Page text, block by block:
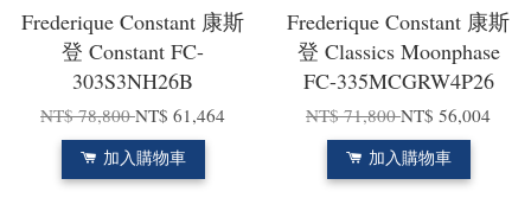
Frederique Constant 康斯
登 Constant FC-
303S3NH26B
NT$ 78,800NT$ 61,464
加入購物車
Frederique Constant 康斯
登 Classics Moonphase
FC-335MCGRW4P26
NT$ 71,800NT$ 56,004
加入購物車